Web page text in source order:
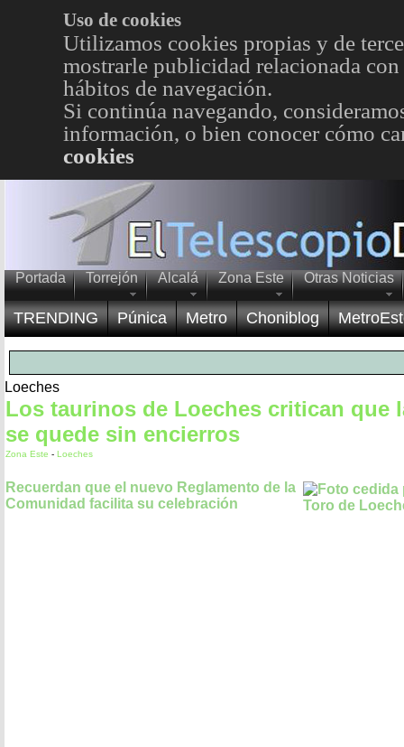
Uso de cookies
Utilizamos cookies propias y de
mostrarle publicidad relacionada
hábitos de navegación.
Si continúa navegando,
información, o bien conocer cómo
cookies
Portada Torrejón Alcalá Zona Este Otras Noticias
TRENDING Púnica Metro Choniblog
Loeches
Los taurinos de Loeches critican que
se quede sin encierros
Zona Este - Loeches
Recuerdan que el nuevo Reglamento de la
Comunidad facilita su celebración